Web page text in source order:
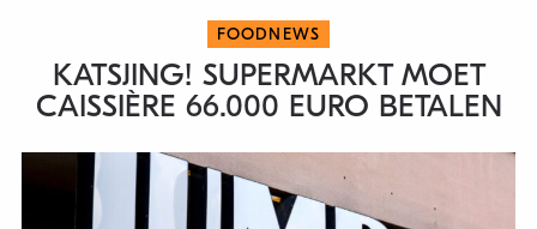
FOODNEWS
KATSJING! SUPERMARKT MOET
CAISSIÈRE 66.000 EURO BETALEN